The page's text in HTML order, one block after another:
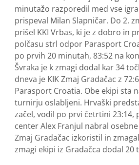
minutažo razporedil med vse
prispeval Milan Slapničar. Do 2.
prišel KKI Vrbas, ki je z dobro in
polčasu strl odpor Parasport
po prvih 20 minutah, 83:52 na
Švraka je k zmagi dodal kar 34
dneva je KIK Zmaj Gradačac z
Parasport Croatia. Obe ekipi sta
turnirju oslabljeni. Hrvaški
začel, vodil po prvi četrtini 23:14,
center Alex Franjul nabral
Zmaj Gradačac izkoristil in
zmagi ekipi iz Gradačca dodal 20